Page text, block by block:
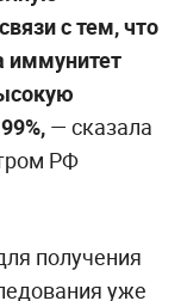
с тем, что
иммунитет
— сказала
РФ
получения
уже